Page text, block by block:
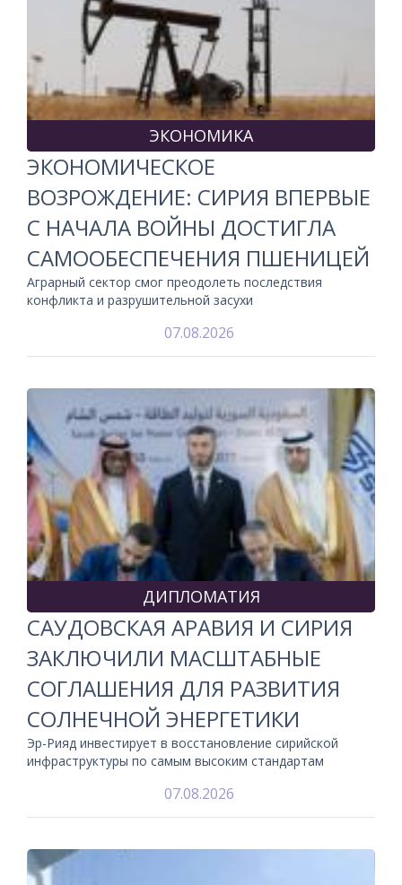
ЭКОНОМИКА
ЭКОНОМИЧЕСКОЕ
ВОЗРОЖДЕНИЕ: СИРИЯ ВПЕРВЫЕ
С НАЧАЛА ВОЙНЫ ДОСТИГЛА
САМООБЕСПЕЧЕНИЯ ПШЕНИЦЕЙ
Аграрный сектор смог преодолеть последствия
конфликта и разрушительной засухи
07.08.2026
ДИПЛОМАТИЯ
САУДОВСКАЯ АРАВИЯ И СИРИЯ
ЗАКЛЮЧИЛИ МАСШТАБНЫЕ
СОГЛАШЕНИЯ ДЛЯ РАЗВИТИЯ
СОЛНЕЧНОЙ ЭНЕРГЕТИКИ
Эр-Рияд инвестирует в восстановление сирийской
инфраструктуры по самым высоким стандартам
07.08.2026